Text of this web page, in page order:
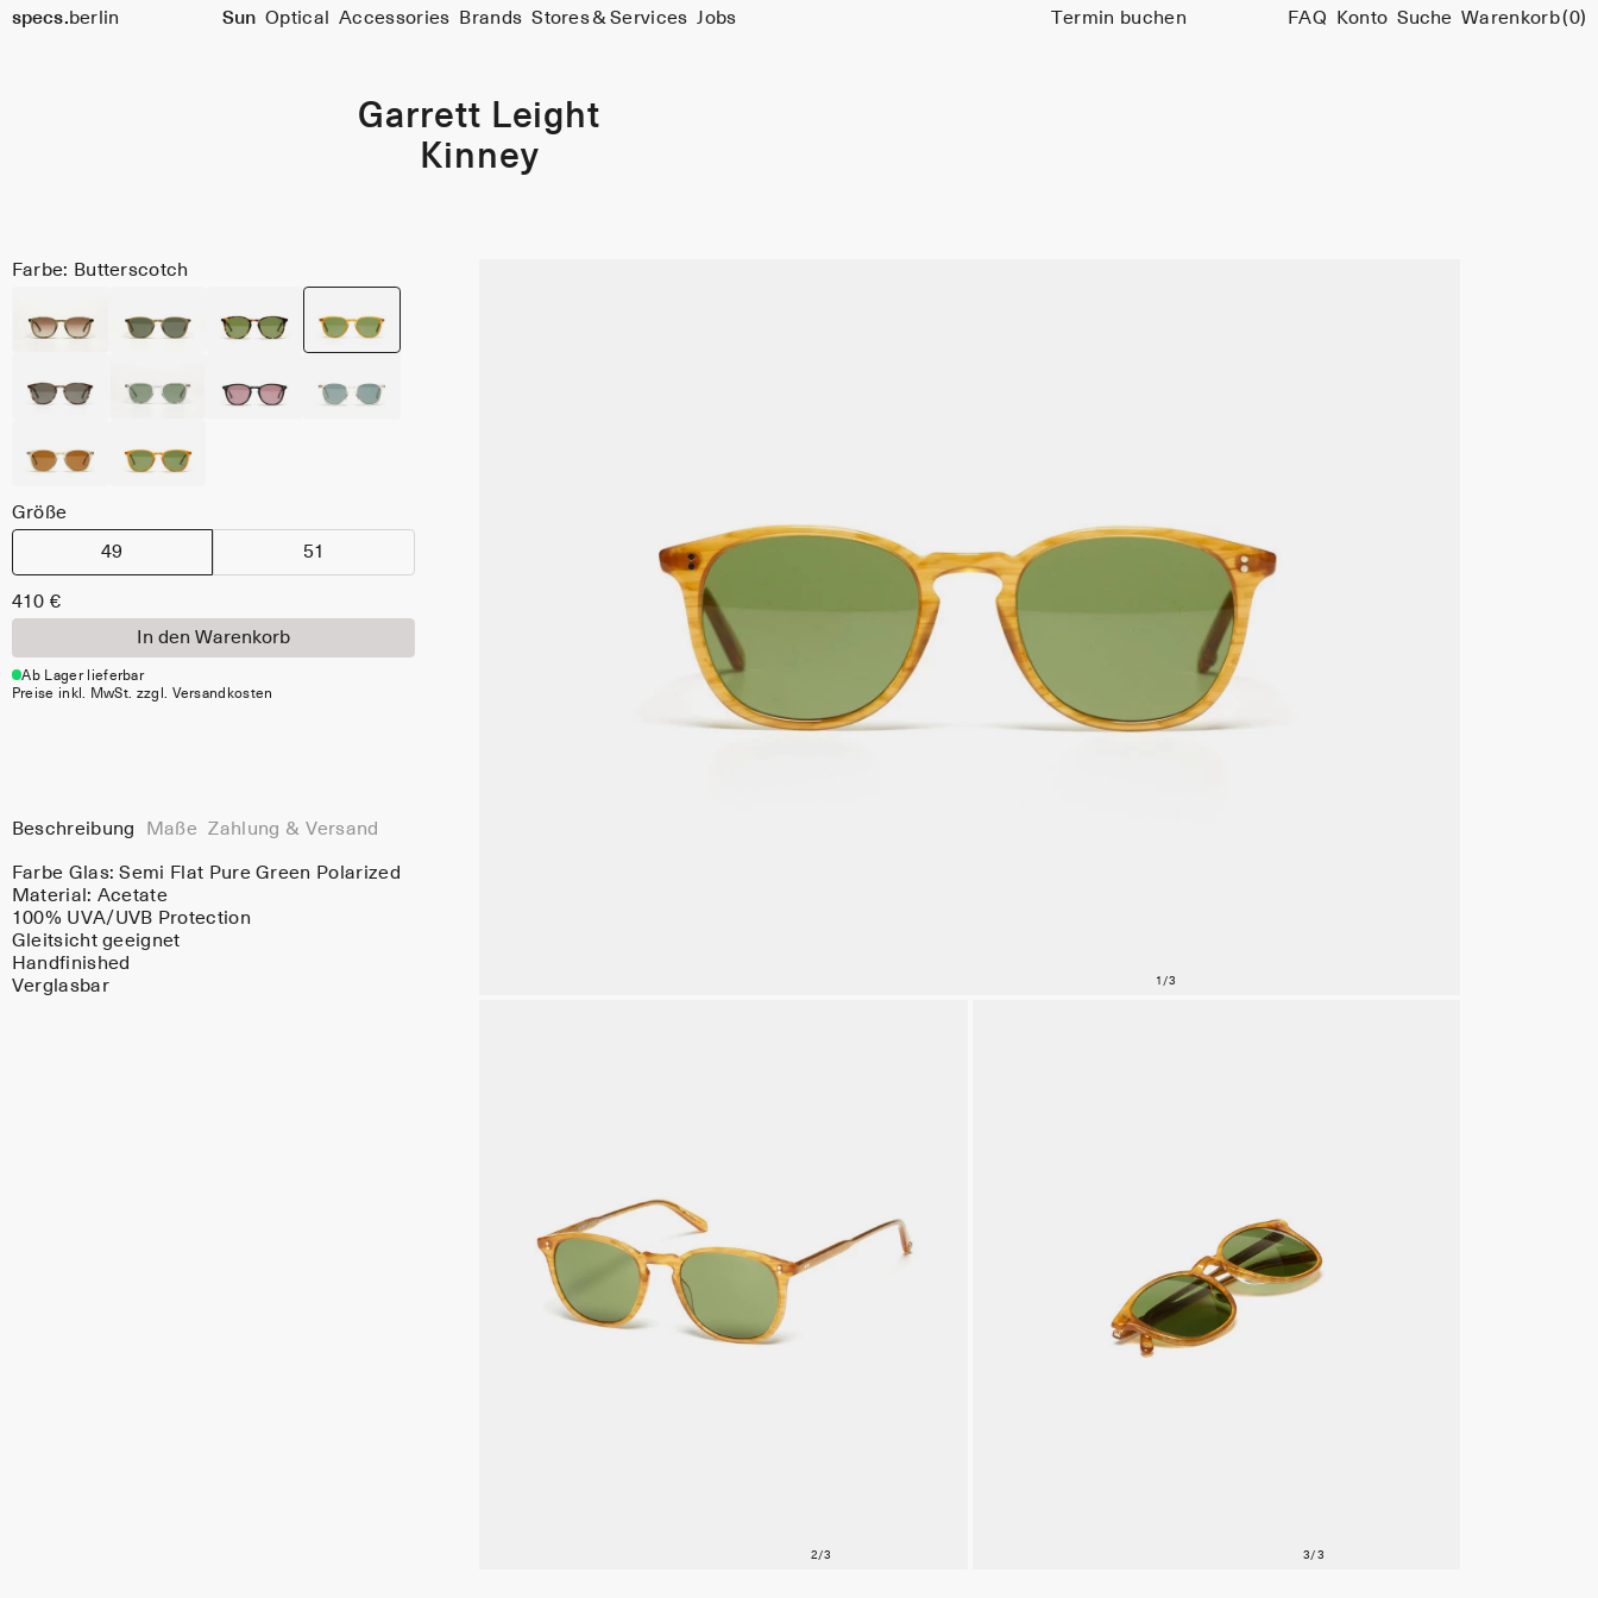
specs. berlin Sun Optical Accessories Brands Stores & Services Jobs Termin buchen FAQ Konto Suche Warenkorb(0)
Garrett Leight
Kinney
Farbe: Butterscotch
Größe
49 51
410 €
In den Warenkorb
Ab Lager lieferbar
Preise inkl. MwSt. zzgl. Versandkosten
Beschreibung Maße Zahlung & Versand
Farbe Glas:Semi Flat Pure Green Polarized
Material: Acetate
100% UVA/UVB Protection
Gleitsicht geeignet
Handfinished
Verglasbar